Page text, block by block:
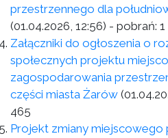
przestrzennego dla
(01.04.2026, 12:56) - pobrań:
Załączniki do ogłoszenia o
społecznych projektu
zagospodarowania
części miasta Żarów
465
Projekt zmiany miejscowego